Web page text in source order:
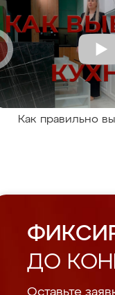
Как правильно
ДО
Оставьте